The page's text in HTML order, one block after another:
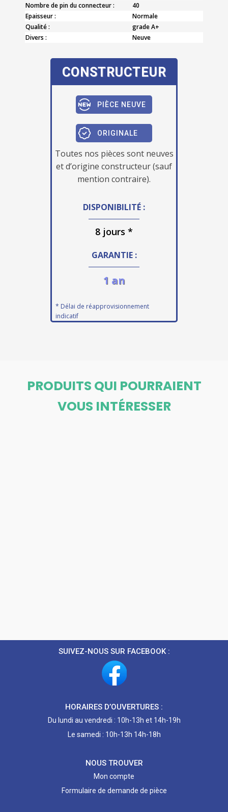
Nombre de pin du connecteur :
40
Epaisseur :
Normale
Qualité :
grade A+
Divers :
Neuve
CONSTRUCTEUR
PIÈCE NEUVE
ORIGINALE
Toutes nos pièces sont neuves
et d’origine constructeur (sauf
mention contraire).
DISPONIBILITÉ :
8 jours *
GARANTIE :
1 an
* Délai de réapprovisionnement
indicatif
PRODUITS QUI POURRAIENT
VOUS INTÉRESSER
SUIVEZ-NOUS SUR FACEBOOK :
HORAIRES D’OUVERTURES :
Du lundi au vendredi : 10h-13h et 14h-19h
Le samedi : 10h-13h 14h-18h
NOUS TROUVER
Mon compte
Formulaire de demande de pièce